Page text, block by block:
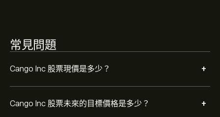
常見問題
Cango Inc 股票現價是多少？ +
Cango Inc 股票未來的目標價格是多少？ +